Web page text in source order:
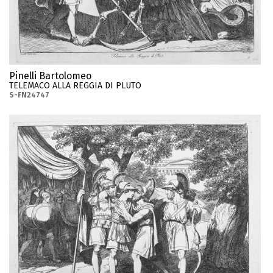
Pinelli Bartolomeo
TELEMACO ALLA REGGIA DI PLUTO
S-FN24747